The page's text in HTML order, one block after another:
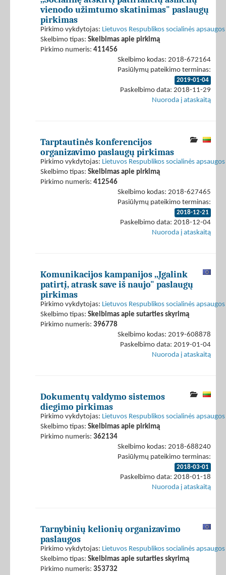
vienodo užimtumo skatinimas" paslaugų
pirkimas
Pirkimo vykdytojas: Lietuvos Respublikos socialinės
Skelbimo tipas: Skelbimas apie pirkimą
Pirkimo numeris: 411456
Skelbimo kodas: 2018-672164
Pasiūlymų pateikimo terminas:
2019-01-04
Paskelbimo data: 2018-11-29
Nuoroda į ataskaitą
Tarptautinės konferencijos
organizavimo paslaugų pirkimas
Pirkimo vykdytojas: Lietuvos Respublikos socialinės
Skelbimo tipas: Skelbimas apie pirkimą
Pirkimo numeris: 412546
Skelbimo kodas: 2018-627465
Pasiūlymų pateikimo terminas:
2018-12-21
Paskelbimo data: 2018-12-04
Nuoroda į ataskaitą
Komunikacijos kampanijos ,,Įgalink
patirtį, atrask save iš naujo" paslaugų
pirkimas
Pirkimo vykdytojas: Lietuvos Respublikos socialinės
Skelbimo tipas: Skelbimas apie sutarties skyrimą
Pirkimo numeris: 396778
Skelbimo kodas: 2019-608878
Paskelbimo data: 2019-01-04
Nuoroda į ataskaitą
Dokumentų valdymo sistemos
diegimo pirkimas
Pirkimo vykdytojas: Lietuvos Respublikos socialinės
Skelbimo tipas: Skelbimas apie pirkimą
Pirkimo numeris: 362134
Skelbimo kodas: 2018-688240
Pasiūlymų pateikimo terminas:
2018-03-01
Paskelbimo data: 2018-01-18
Nuoroda į ataskaitą
Tarnybinių kelionių organizavimo
paslaugos
Pirkimo vykdytojas: Lietuvos Respublikos socialinės
Skelbimo tipas: Skelbimas apie sutarties skyrimą
Pirkimo numeris: 353732